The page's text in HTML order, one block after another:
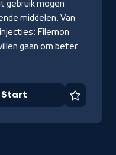
gebruik mogen
middelen. Van
Filemon
gaan om beter
Start